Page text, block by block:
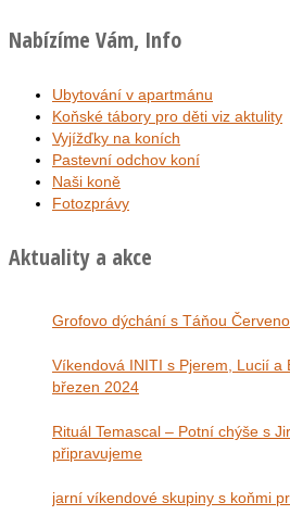
Nabízíme Vám, Info
Ubytování v apartmánu
Koňské tábory pro děti viz aktulity
Vyjížďky na koních
Pastevní odchov koní
Naši koně
Fotozprávy
Aktuality a akce
Grofovo dýchání s Táňou
Víkendová INITI s Pjerem, Lucií a Evou
březen 2024
Rituál Temascal – Potní chýše s
připravujeme
jarní víkendové skupiny s koňmi